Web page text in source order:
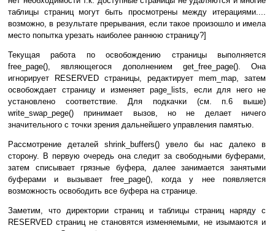
таблицы страниц могут быть просмотрены между итерациями....
возможно, в результате прерывания, если такое произошло и имела
место попытка урезать наиболее раннюю страницу?]
Текущая работа по освобождению страницы выполняется
free_page(), являющегося дополнением get_free_page(). Она
игнорирует RESERVED страницы, редактирует mem_map, затем
освобождает страницу и изменяет page_lists, если для него не
установлено соответствие. Для подкачки (см. п.6 выше)
write_swap_pege() принимает вызов, но не делает ничего
значительного с точки зрения дальнейшего управления памятью.
Рассмотрение деталей shrink_buffers() увело бы нас далеко в
сторону. В первую очередь она следит за свободными буферами,
затем списывает грязные буфера, далее занимается занятыми
буферами и вызывает free_page(), когда у нее появляется
возможность освободить все буфера на странице.
Заметим, что директории страниц и таблицы страниц наряду с
RESERVED страниц не становятся изменяемыми, не изымаются и